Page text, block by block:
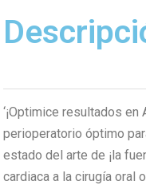
Niños
y
8
Edición
cantidad
‘¡Optimice resultados
perioperatorio óptimo
estado del arte de ¡la
cardiaca a la cirugía oral